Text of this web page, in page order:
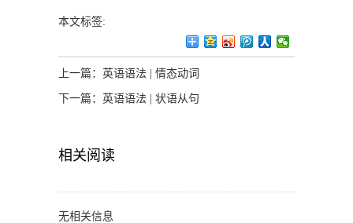
本文标签:
上一篇： 英语语法 | 情态动词
下一篇： 英语语法 | 状语从句
相关阅读
无相关信息